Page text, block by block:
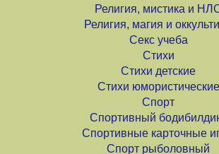
Религия, мистика и
Религия, магия и
Секс учеба
Стихи
Стихи детские
Стихи юмористические
Спорт
Спортивный
Спортивные карточные
Спорт рыболовный